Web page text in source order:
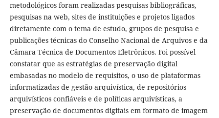
metodológicos foram realizadas pesquisas bibliográficas,
pesquisas na web, sites de instituições e projetos ligados
diretamente com o tema de estudo, grupos de pesquisa e
publicações técnicas do Conselho Nacional de Arquivos e da
Câmara Técnica de Documentos Eletrônicos. Foi possível
constatar que as estratégias de preservação digital
embasadas no modelo de requisitos, o uso de plataformas
informatizadas de gestão arquivística, de repositórios
arquivísticos confiáveis e de políticas arquivísticas, a
preservação de documentos digitais em formato de imagem